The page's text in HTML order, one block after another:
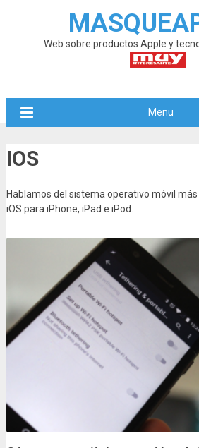
Web sobre productos Apple y
Menu
IOS
Hablamos del sistema operativo móvil
iOS para iPhone, iPad e iPod.